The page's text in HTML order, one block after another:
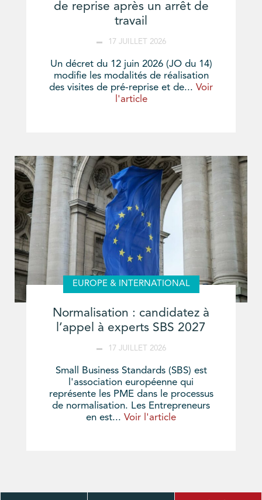
de reprise après un arrêt de
travail
17 JUILLET 2026
Un décret du 12 juin 2026 (JO du 14)
modifie les modalités de réalisation
des visites de pré-reprise et de... Voir
l'article
EUROPE & INTERNATIONAL
Normalisation : candidatez à
l’appel à experts SBS 2027
17 JUILLET 2026
Small Business Standards (SBS) est
l'association européenne qui
représente les PME dans le processus
de normalisation. Les Entrepreneurs
en est... Voir l'article